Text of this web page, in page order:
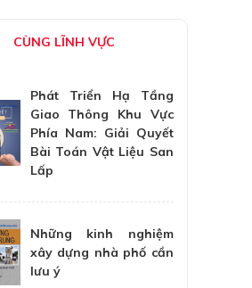
CÙNG LĨNH VỰC
Phát Triển Hạ Tầng
Giao Thông Khu Vực
Phía Nam: Giải Quyết
Bài Toán Vật Liệu San
Lấp
Những kinh nghiệm
xây dựng nhà phố cần
lưu ý